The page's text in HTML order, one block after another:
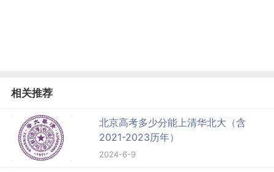
相关推荐
北京高考多少分能上清华北大（含
2021-2023历年）
2024-6-9